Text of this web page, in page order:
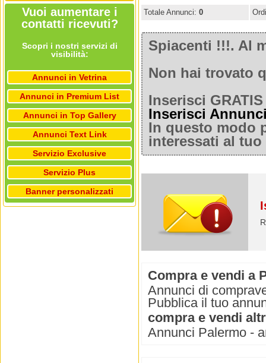
Vuoi aumentare i
contatti ricevuti?
Scopri i nostri servizi di
visibilità:
Annunci in Vetrina
Annunci in Premium List
Annunci in Top Gallery
Annunci Text Link
Servizio Exclusive
Servizio Plus
Banner personalizzati
Totale Annunci: 0
Spiacenti !!!. Al
Non hai trovato
Inserisci
Inserisci
In questo modo
interessati al
Compra e vendi a
Annunci di
Pubblica il tuo
compra e vendi
Annunci Palermo -